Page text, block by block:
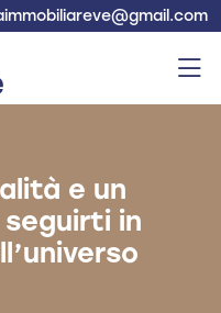
e un
seguirti in